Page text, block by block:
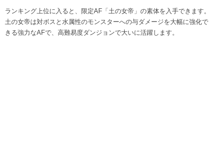
ランキング上位に入ると、限定AF「土の女帝」の素体を入手できます。
土の女帝は対ボスと水属性のモンスターへの与ダメージを大幅に強化で
きる強力なAFで、高難易度ダンジョンで大いに活躍します。